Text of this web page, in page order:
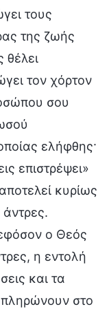
τους
της ζωής
θέλει
τον χόρτον
σου
ελήφθης·
επιστρέψει»
κυρίως
ο Θεός
η εντολή
και τα
στο